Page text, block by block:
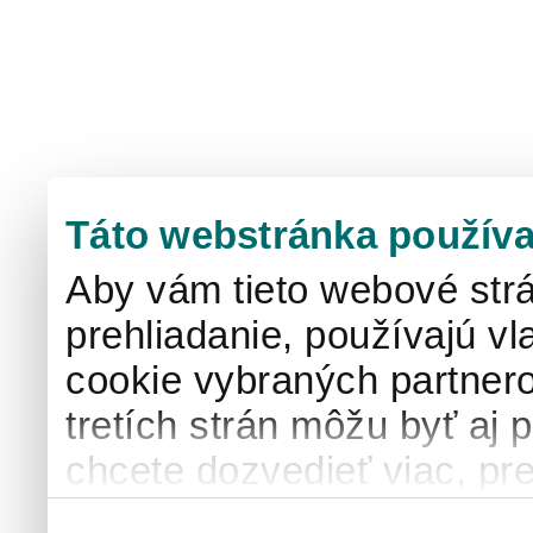
Táto webstránka
Aby vám tieto webové
prehliadanie, používajú
cookie vybraných
tretích strán môžu byť aj
chcete dozvedieť viac,